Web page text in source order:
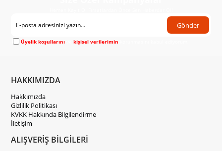
Gönder
Üyelik koşullarını vekişisel verilerimin
HAKKIMIZDA
Hakkımızda
Gizlilik Politikası
KVKK Hakkında Bilgilendirme
İletişim
ALIŞVERİŞ BİLGİLERİ